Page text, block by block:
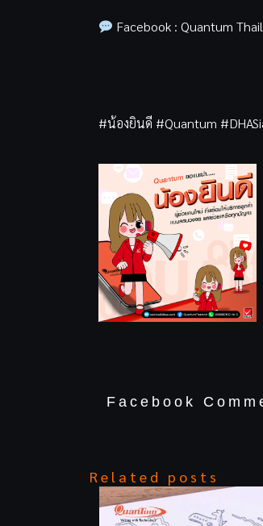
Facebook : Quantum
#น้องยินดี #Quantum
Facebook
Related posts